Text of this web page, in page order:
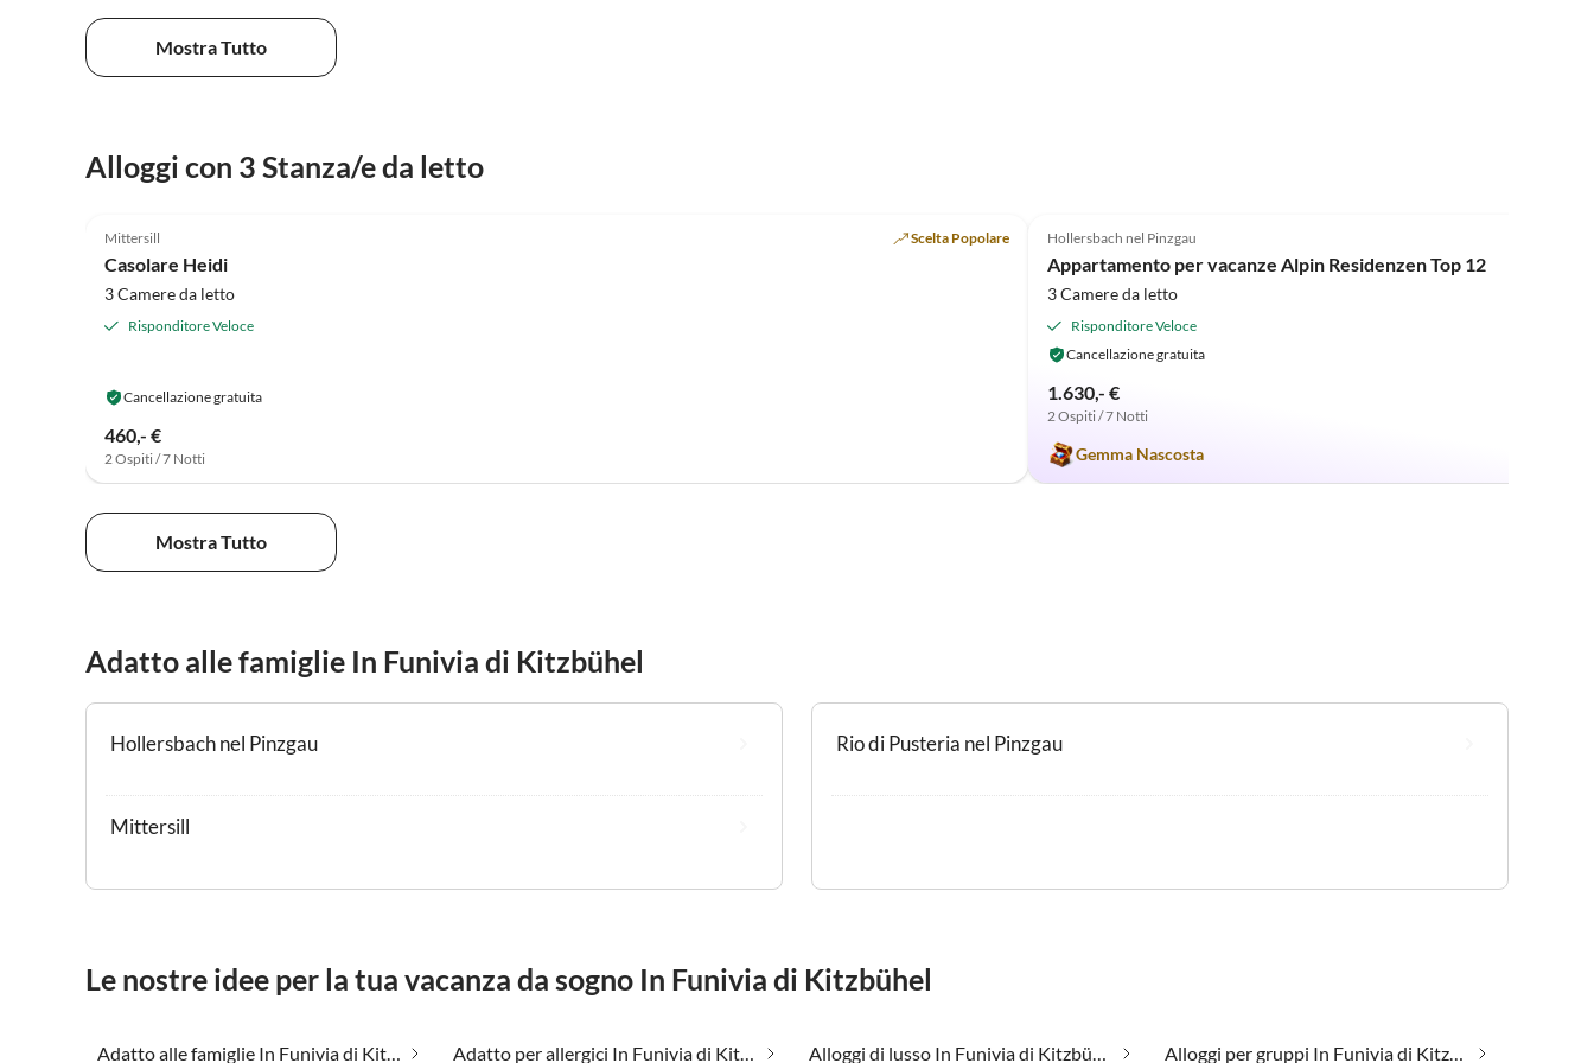
Mostra Tutto
Alloggi con 3 Stanza/e da letto
Mittersill Scelta Popolare
Casolare Heidi
3 Camere da letto
Risponditore Veloce
Cancellazione gratuita
460,- €
2 Ospiti / 7 Notti
Hollersbach nel Pinzgau
Appartamento per vacanze Alpin Residenzen Top 12
3 Camere da letto
Risponditore Veloce
Cancellazione gratuita
1.630,- €
2 Ospiti / 7 Notti
Gemma Nascosta
Mostra Tutto
Adatto alle famiglie In Funivia di Kitzbühel
Hollersbach nel Pinzgau
Mittersill
Rio di Pusteria nel Pinzgau
Le nostre idee per la tua vacanza da sogno In Funivia di Kitzbühel
Adatto alle famiglie In Funivia di Kitzbühel Adatto per allergici In Funivia di Kitzbühel Alloggi di lusso In Funivia di Kitzbühel Alloggi per gruppi In Funivia di Kitzbühel